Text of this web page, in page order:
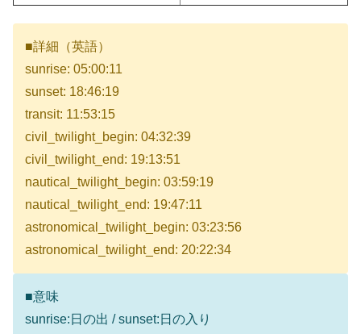
■詳細（英語）
sunrise: 05:00:11
sunset: 18:46:19
transit: 11:53:15
civil_twilight_begin: 04:32:39
civil_twilight_end: 19:13:51
nautical_twilight_begin: 03:59:19
nautical_twilight_end: 19:47:11
astronomical_twilight_begin: 03:23:56
astronomical_twilight_end: 20:22:34
■意味
sunrise:日の出 / sunset:日の入り